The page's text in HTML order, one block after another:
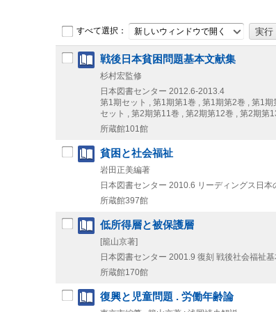
すべて選択： 新しいウィンドウで開く
戦後日本貧困問題基本文献集
杉村宏監修
日本図書センター 2012.6-2013.4
第1期セット , 第1期第1巻 , 第1期第2巻 , 第1
セット , 第2期第11巻 , 第2期第12巻 , 第2期第
所蔵館101館
貧困と社会福祉
岩田正美編著
日本図書センター 2010.6 リーディングス日
所蔵館397館
低所得層と被保護層
[籠山京著]
日本図書センター 2001.9 復刻 戦後社会福祉
所蔵館170館
復興と児童問題 . 労働年齢論